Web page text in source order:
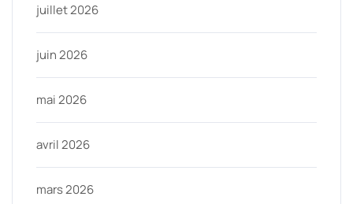
juillet 2026
juin 2026
mai 2026
avril 2026
mars 2026